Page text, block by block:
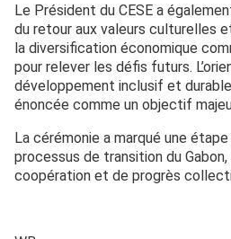
Le Président du CESE a
du retour aux valeurs culturelles
la diversification économique
pour relever les défis futurs.
développement inclusif et
énoncée comme un objectif
La cérémonie a marqué une
processus de transition du
coopération et de progrès